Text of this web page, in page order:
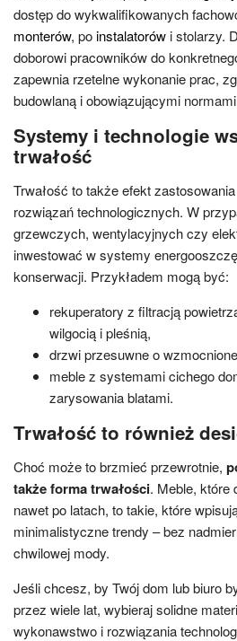
dostęp do wykwalifikowanych
monterów, poinstalatorówi stolarzy.
doborowi pracowników do
zapewnia rzetelne wykonanie prac,
budowlaną i obowiązującymi
Systemy i technologie
trwałość
Trwałość to także efekt
rozwiązań technologicznych. W
grzewczych, wentylacyjnych czy
inwestować w systemy
konserwacji. Przykładem mogą być:
rekuperatory z filtracją
wilgocią i pleśnią,
drzwi przesuwne o
meble z systemami cichego
zarysowania blatami.
Trwałość to również
Choć może to brzmieć przewrotnie,
także forma trwałości. Meble, które
nawet po latach, to takie, które
minimalistyczne trendy – bez
chwilowej mody.
Jeśli chcesz, by Twój dom lub biuro
przez wiele lat, wybieraj solidne
wykonawstwo i rozwiązania